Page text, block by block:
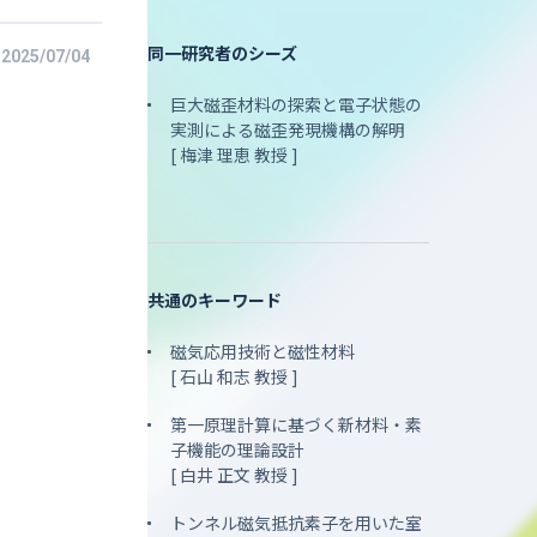
2025/07/04 同一研究者のシーズ
巨大磁歪材料の探索と電子状態の
実測による磁歪発現機構の解明
[ 梅津 理恵 教授 ]
共通のキーワード
磁気応用技術と磁性材料
[ 石山 和志 教授 ]
第一原理計算に基づく新材料・素
子機能の理論設計
[ 白井 正文 教授 ]
トンネル磁気抵抗素子を用いた室